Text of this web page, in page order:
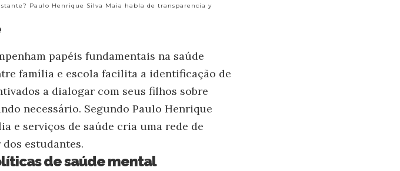
Paulo Henrique Silva Maia habla de transparencia y
papéis fundamentais na saúde
família e escola facilita a identificação de
a dialogar com seus filhos sobre
necessário. Segundo Paulo Henrique
e serviços de saúde cria uma rede de
estudantes.
de saúde mental